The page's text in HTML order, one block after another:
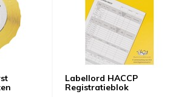
Labellord HACCP
Registratieblok